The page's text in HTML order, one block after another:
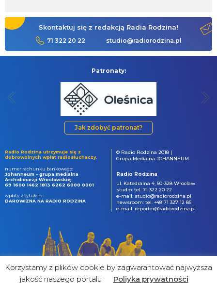
Skontaktuj się z redakcją Radia Rodzina!
71 322 20 22 studio@radiorodzina.pl
Patronaty:
Jak zdobyć patronat?
Radio Rodzina utrzymuje się z
dobrowolnych wpłat radiosłuchaczy.
numer rachunku bankowego:
Johanneum - grupa medialna
Archidiecezji Wrocławskiej
69 1600 1462 1813 6262 6000 0001
wpłaty z tytułem:
DAROWIZNA NA RADIO RODZINA
© Radio Rodzina 2018 |
Grupa Medialna JOHANNEUM
Radio Rodzina
ul. Katedralna 4, 50-328 Wrocław
studio: tel. 71 322 20 22
e-mail: studio@radiorodzina.pl
newsroom: tel. +48 71 327 12 85
e-mail: reporter@radiorodzina.pl
Korzystamy z plików cookie by zagwarantować najwyższa
jakość naszego portalu
Poliyka prywatności